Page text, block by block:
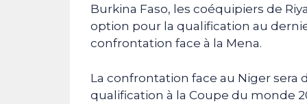
Burkina Faso, les coéquipiers de
option pour la qualification au
confrontation face à la Mena.
La confrontation face au Niger sera
qualification à la Coupe du monde